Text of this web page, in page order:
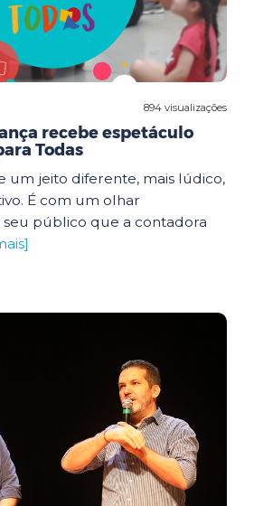
894 visualizações
recebe espetáculo
Todas
um jeito diferente, mais lúdico,
É com um olhar
público que a contadora